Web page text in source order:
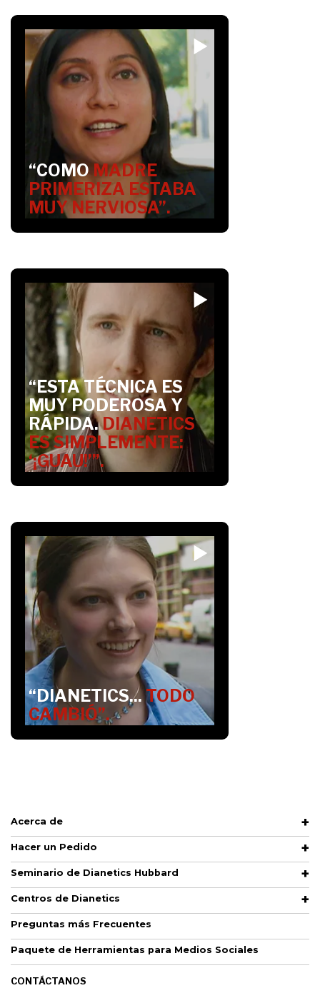
“COMOMADRE
PRIMERIZA ESTABA
MUY NERVIOSA”.
“ESTA TÉCNICA ES
MUY PODEROSA Y
RÁPIDA.DIANETICS
ES SIMPLEMENTE:
‘¡GUAU!’”.
“DIANETICS...TODO
CAMBIÓ”.
Acerca de
Hacer un Pedido
Seminario de Dianetics Hubbard
Centros de Dianetics
Preguntas más Frecuentes
Paquete de Herramientas para Medios Sociales
CONTÁCTANOS